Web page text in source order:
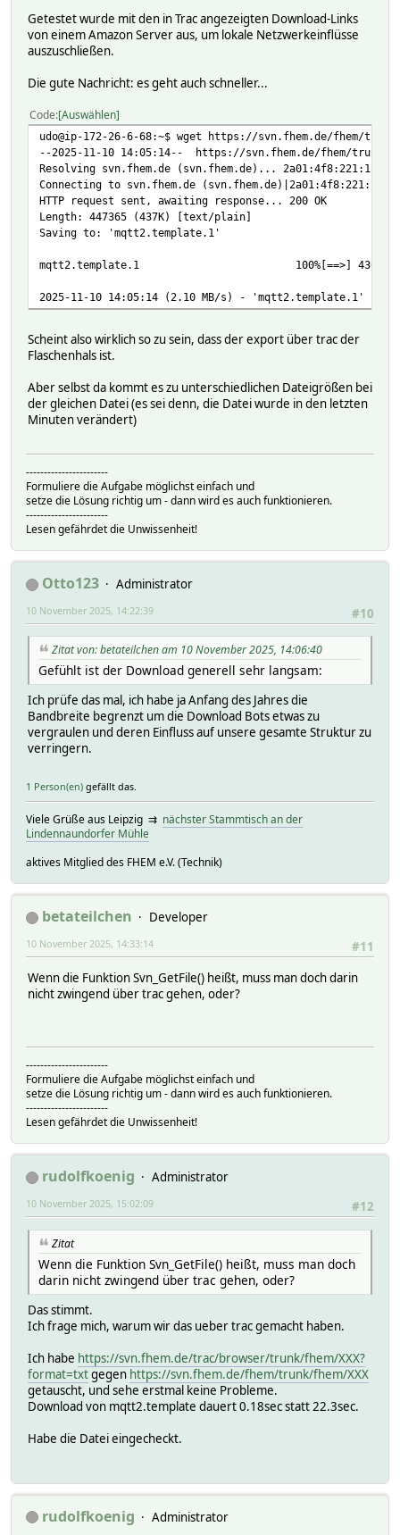
Getestet wurde mit den in Trac angezeigten Download-Links
von einem Amazon Server aus, um lokale Netzwerkeinflüsse
auszuschließen.
Die gute Nachricht: es geht auch schneller...
Code Auswählen
udo@ip-172-26-6-68:~$ wget https://svn.fhem.de/fhem/
--2025-11-10 14:05:14-- https://svn.fhem.de/fhem/trunk/
Resolving svn.fhem.de (svn.fhem.de)...
Connecting to svn.fhem.de
HTTP request sent, awaiting response... 200 OK
Length: 447365 (437K) [text/plain]
Saving to: 'mqtt2.template.1'
mqtt2.template.1 100%[==>] 436.88K
2025-11-10 14:05:14 (2.10 MB/s) - 'mqtt2.template.1'
Scheint also wirklich so zu sein, dass der export über trac der
Flaschenhals ist.
Aber selbst da kommt es zu unterschiedlichen Dateigrößen bei
der gleichen Datei (es sei denn, die Datei wurde in den letzten
Minuten verändert)
-----------------------
Formuliere die Aufgabe möglichst einfach und
setze die Lösung richtig um - dann wird es auch funktionieren.
-----------------------
Lesen gefährdet die Unwissenheit!
Otto123
Administrator
#10
10 November 2025, 14:22:39
Zitat von: betateilchen am 10 November 2025, 14:06:40
Gefühlt ist der Download generell sehr langsam:
Ich prüfe das mal, ich habe ja Anfang des Jahres die
Bandbreite begrenzt um die Download Bots etwas zu
vergraulen und deren Einfluss auf unsere gesamte Struktur zu
verringern.
1 Person(en) gefällt das.
Viele Grüße aus Leipzig ⇉ nächster Stammtisch an der
Lindennaundorfer Mühle
aktives Mitglied des FHEM e.V. (Technik)
betateilchen
Developer
#11
10 November 2025, 14:33:14
Wenn die Funktion Svn_GetFile() heißt, muss man doch darin
nicht zwingend über trac gehen, oder?
-----------------------
Formuliere die Aufgabe möglichst einfach und
setze die Lösung richtig um - dann wird es auch funktionieren.
-----------------------
Lesen gefährdet die Unwissenheit!
rudolfkoenig
Administrator
#12
10 November 2025, 15:02:09
Zitat
Wenn die Funktion Svn_GetFile() heißt, muss man doch
darin nicht zwingend über trac gehen, oder?
Das stimmt.
Ich frage mich, warum wir das ueber trac gemacht haben.
Ich habe https://svn.fhem.de/trac/browser/trunk/fhem/XXX?
format=txtgegen https://svn.fhem.de/fhem/trunk/fhem/XXX
getauscht, und sehe erstmal keine Probleme.
Download von mqtt2.template dauert 0.18sec statt 22.3sec.
Habe die Datei eingecheckt.
rudolfkoenig
Administrator